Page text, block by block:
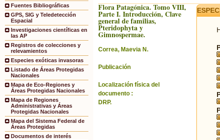
Fuentes Bibliográficas
GPS, SIG y Teledetección
Espacial
Investigaciones científicas en
las AP
Registros de colecciones y
relevamientos
Especies exóticas invasoras
Listado de Áreas Protegidas
Nacionales
Mapa de Eco-Regiones y
Áreas Protegidas Nacionales
Mapa de Regiones
Administrativas y Áreas
Protegidas Nacionales
Mapa del Sistema Federal de
Áreas Protegidas
Documentos de interés
Flora Patagónica. Tomo VIII,
Parte I. Introducción, Clave
general de familias,
Pteridophyta y
Gimnospermae.
Correa, Maevia N.
Publicación
Localización física del
documento :
DRP.